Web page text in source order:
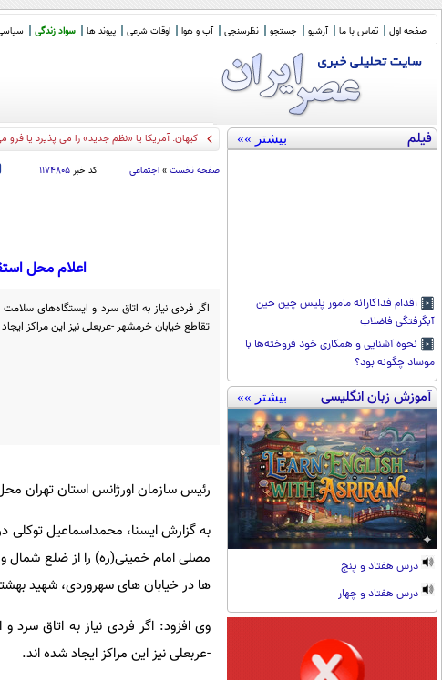
صفحه اول تماس با ما آرشیو جستجو نظرسنجی آب و هوا اوقات شرعی پیوند ها سواد زندگی
فیلم بیشتر »»
اقدام فداکارانه مامور پلیس چین حین
آبگرفتگی فاضلاب
نحوه آشنایی و همکاری خود فروخته‌ها با
موساد چگونه بود؟
آموزش زبان انگلیسی بیشتر »»
درس هفتاد و پنج
درس هفتاد و چهار
کالابرگ این خا_
صفحه نخست » اجتماعی کد خبر ۱۱۷۴۸۰۵
اعلام محل
اگر فردی نیاز به اتاق سرد و ایستگاه‌های
تقاطع خیابان خرمشهر -عربعلی نیز این مراکز
رئیس سازمان اورژانس استان تهران
به گزارش ایسنا، محمداسماعیل توکلی
مصلی امام خمینی(ره) را از ضلع شمال
ها در خیابان های سهروردی، شهید
وی افزود: اگر فردی نیاز به اتاق
-عربعلی نیز این مراکز ایجاد شده اند.